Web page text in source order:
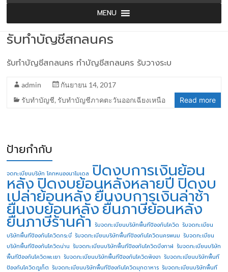
MENU
รับทำบัญชีสกลนคร
รับทำบัญชีสกลนคร ทำบัญชีสกลนคร รับวางระบ
admin
กันยายน 14, 2017
รับทำบัญชี, รับทำบัญชีภาคตะวันออกเฉียงเหนือ Read more
ป้ายกำกับ
จดทะเบียนบริษัท โคกหนองนาโมเดล ปิดงบการเงินย้อน
หลังปิดงบย้อนหลังหลายปี ปิดงบ
เปล่าย้อนหลังยื่นงบการเงินล่าช้า
ยื่นงบย้อนหลังยื่นภาษีย้อนหลัง
ยื่นภาษีร้านค้า รับจดทะเบียนบริษัทพื้นทีป้องกันโควิด รับจดทะเบียน
บริษัทพื้นทีป้องกันโควิดกระบี่ รับจดทะเบียนบริษัทพื้นทีป้องกันโควิดนครพนม รับจดทะเบียน
บริษัทพื้นทีป้องกันโควิดน่าน รับจดทะเบียนบริษัทพื้นทีป้องกันโควิดบึงกาฬ รับจดทะเบียนบริษัท
พื้นทีป้องกันโควิดพะเยา รับจดทะเบียนบริษัทพื้นทีป้องกันโควิดพังงา รับจดทะเบียนบริษัทพื้นที
ป้องกันโควิดภูเก็ต รับจดทะเบียนบริษัทพื้นทีป้องกันโควิดมุกดาหาร รับจดทะเบียนบริษัทพื้นที